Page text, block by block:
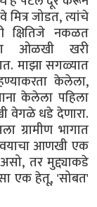
जोडत, त्यांचे
नकळत
ओळखी खरी
माझा सगळ्यात
केलेला,
केलेला पहिला
धडे देणारा.
ग्रामीण भागात
आणखी एक
तर मुद्द्याकडे
एक हेतू, 'सोबत'